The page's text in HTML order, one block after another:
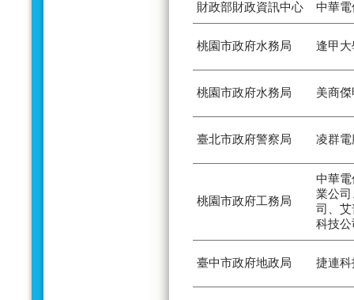
財政部財政資訊中心 中華
桃園市政府水務局 逢甲大
桃園市政府水務局 美商
臺北市政府警察局 凌群
桃園市政府工務局
中華
業公
司、艾
科技
臺中市政府地政局 捷連